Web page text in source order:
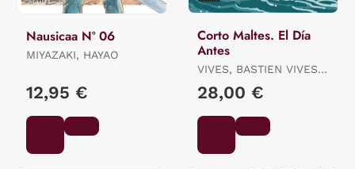
Nausicaa Nº 06
MIYAZAKI, HAYAO
12,95 €
Corto Maltes. El Día
Antes
VIVES, BASTIEN VIVES /
28,00 €